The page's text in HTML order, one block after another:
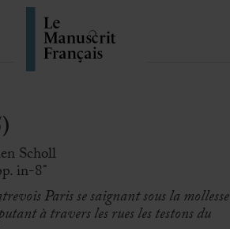
Scholl
in-8°
Paris se saignant sous la mollesse
à travers les rues les testons du